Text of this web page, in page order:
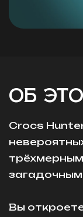
ОБ
Crocs
Вы